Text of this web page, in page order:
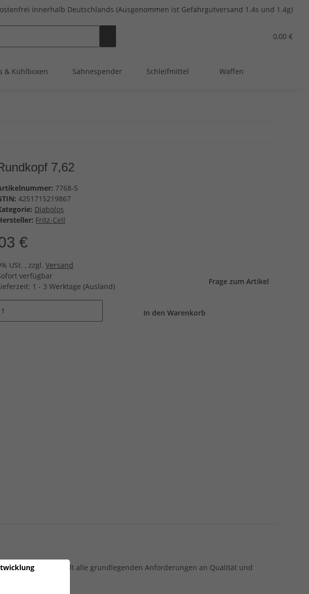
innerhalb Deutschlands (Ausgenommen ist Gefahrgutversand 1.4s und 1.4g)
0,00 €
& Kühlboxen Sahnespender Schleifmittel Waffen
7,62
7768-5
4251715219867
Diabolos
Fritz-Cell
€
USt. , zzgl. Versand
verfügbar
1 - 3 Werktage (Ausland)
Frage zum Artikel
In den Warenkorb
je Diabolo. Erfüllt alle grundlegenden Anforderungen an Qualität und